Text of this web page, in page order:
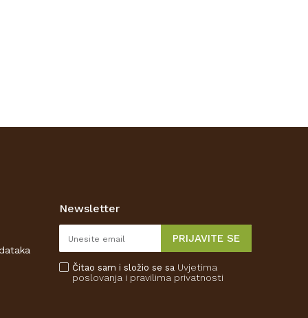
Newsletter
PRIJAVITE SE
Čitao sam i složio se sa Uvjetima
poslovanja i pravilima privatnosti